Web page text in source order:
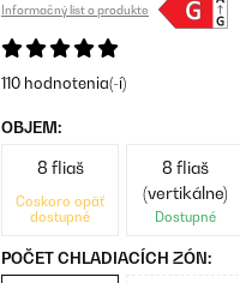
Informačný list o produkte
110 hodnotenia(-í)
OBJEM:
8 fliaš
Čoskoro opäť
dostupné
8 fliaš
(vertikálne)
Dostupné
POČET CHLADIACÍCH ZÓN: